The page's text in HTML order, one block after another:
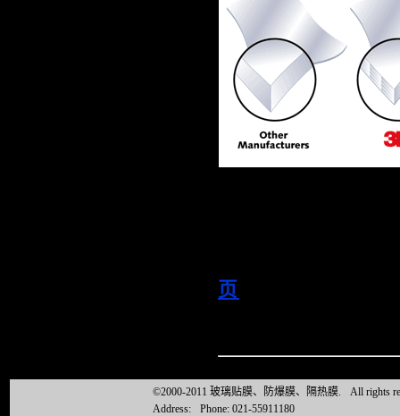
页
©2000-2011 玻璃贴膜、防爆膜、隔热膜.
All rights
Address:
Phone: 021-55911180